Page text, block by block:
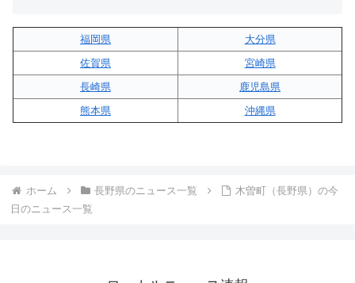
福岡県
大分県
佐賀県
宮崎県
長崎県
鹿児島県
熊本県
沖縄県
ホーム 長野県のニュース一覧
木曽町（長野県）の今
日のニュース一覧